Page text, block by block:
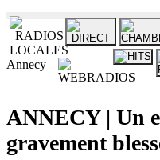
Annecy
ANNECY | Un
gravement